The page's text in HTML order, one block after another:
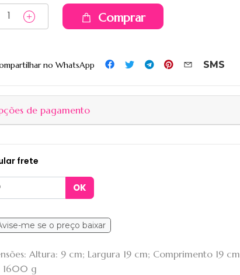
Comprar
no WhatsApp
SMS
de pagamento
frete
me se o preço baixar
Altura: 9 cm; Largura 19 cm; Comprimento 19 cm
1600 g